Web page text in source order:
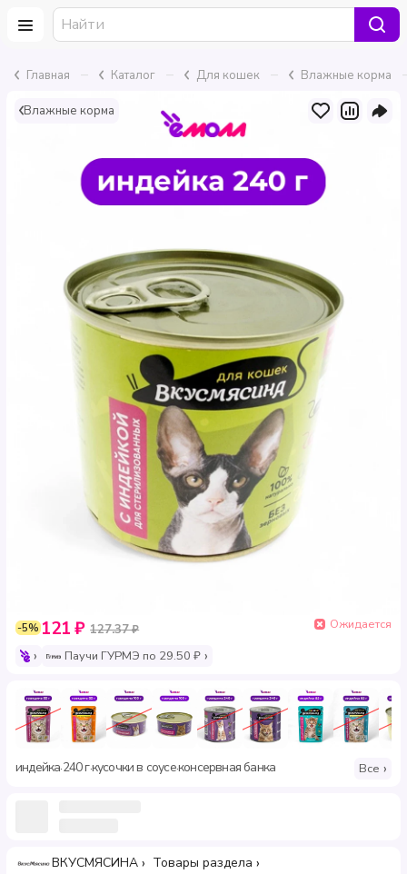
Главная – Каталог – Для кошек – Влажные корма
Влажные корма
-5% 121 ₽ 127.37 ₽
Ожидается
Паучи ГУРМЭ по 29.50 ₽
индейка·240 г·кусочки в соусе·консервная банка Все
ВКУСМЯСИНА Товары раздела